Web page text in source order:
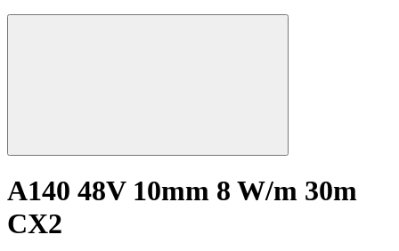
A140 48V 10mm 8 W/m 30m
CX2